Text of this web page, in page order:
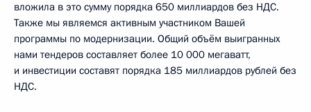
вложила в это сумму порядка 650 миллиардов без НДС.
Также мы являемся активным участником Вашей
программы по модернизации. Общий объём выигранных
нами тендеров составляет более 10 000 мегаватт,
и инвестиции составят порядка 185 миллиардов рублей без
НДС.